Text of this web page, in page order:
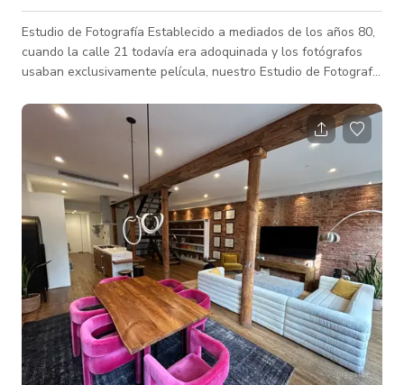
Estudio de Fotografía Establecido a mediados de los años 80,
cuando la calle 21 todavía era adoquinada y los fotógrafos
usaban exclusivamente película, nuestro Estudio de Fotografía
contemporáneos. Ubicado en el último piso de un edificio
clásico de lofts pre-guerra, el estudio es cálido, acogedor y
totalmente profesional. Es un espacio ideal para fotografía fija
o de moda, ofreciendo versatilidad y estilo. El estudio cuenta
con